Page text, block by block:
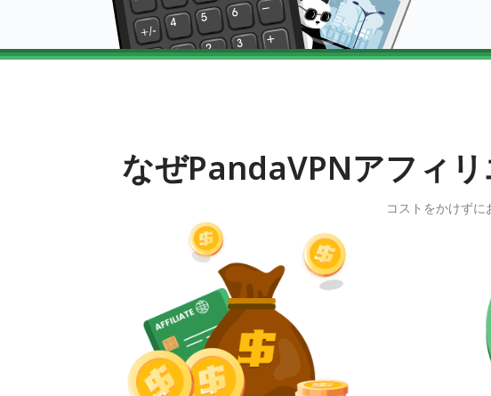
なぜPandaVPNアフィ
コストをかけずに